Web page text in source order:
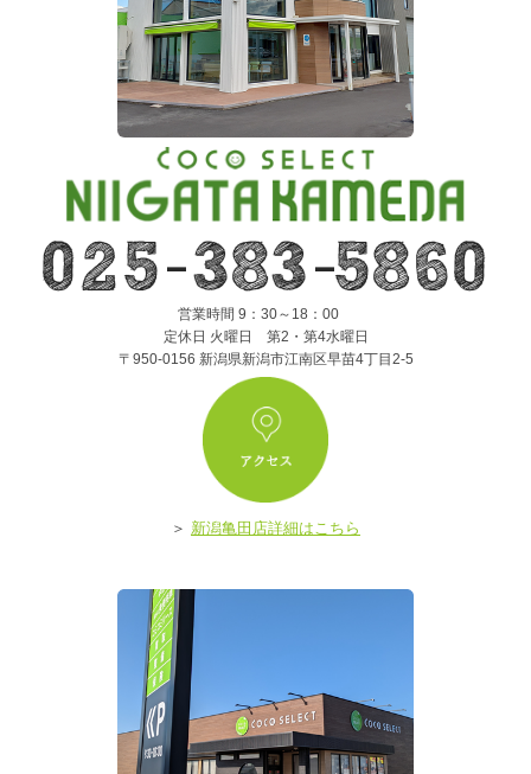
営業時間 9：30～18：00
定休日 火曜日 第2・第4水曜日
〒950-0156 新潟県新潟市江南区早苗4丁目2-5
＞ 新潟亀田店詳細はこちら